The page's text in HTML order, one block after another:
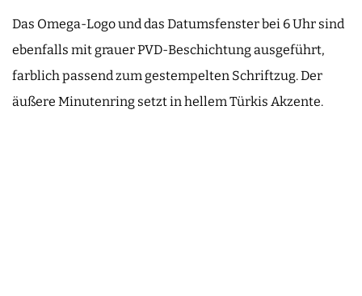
Das Omega-Logo und das Datumsfenster bei 6 Uhr sind
ebenfalls mit grauer PVD-Beschichtung ausgeführt,
farblich passend zum gestempelten Schriftzug. Der
äußere Minutenring setzt in hellem Türkis Akzente.